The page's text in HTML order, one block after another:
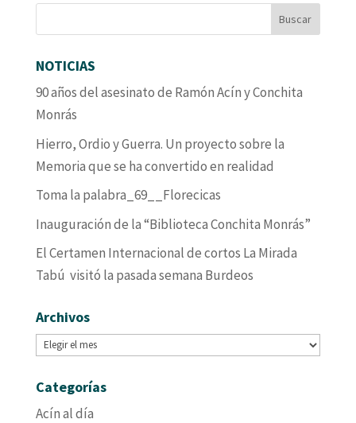
NOTICIAS
90 años del asesinato de Ramón Acín y Conchita
Monrás
Hierro, Ordio y Guerra. Un proyecto sobre la
Memoria que se ha convertido en realidad
Toma la palabra_69__Florecicas
Inauguración de la “Biblioteca Conchita Monrás”
El Certamen Internacional de cortos La Mirada
Tabú visitó la pasada semana Burdeos
Archivos
Archivos
Categorías
Acín al día